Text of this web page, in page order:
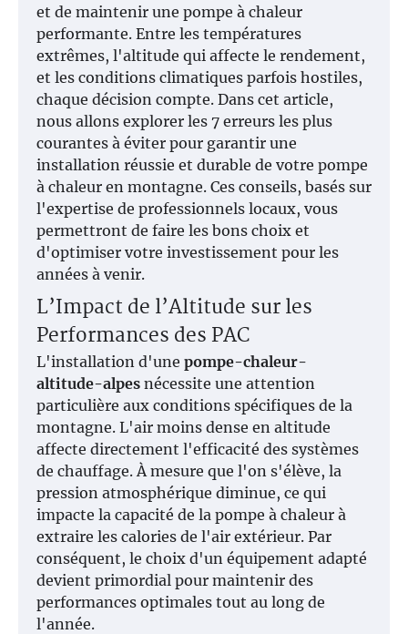
et de maintenir une pompe à chaleur
performante. Entre les températures
extrêmes, l'altitude qui affecte le rendement,
et les conditions climatiques parfois hostiles,
chaque décision compte. Dans cet article,
nous allons explorer les 7 erreurs les plus
courantes à éviter pour garantir une
installation réussie et durable de votre pompe
à chaleur en montagne. Ces conseils, basés sur
l'expertise de professionnels locaux, vous
permettront de faire les bons choix et
d'optimiser votre investissement pour les
années à venir.
L’Impact de l’Altitude sur les
Performances des PAC
L'installation d'une pompe-chaleur-
altitude-alpes nécessite une attention
particulière aux conditions spécifiques de la
montagne. L'air moins dense en altitude
affecte directement l'efficacité des systèmes
de chauffage. À mesure que l'on s'élève, la
pression atmosphérique diminue, ce qui
impacte la capacité de la pompe à chaleur à
extraire les calories de l'air extérieur. Par
conséquent, le choix d'un équipement adapté
devient primordial pour maintenir des
performances optimales tout au long de
l'année.